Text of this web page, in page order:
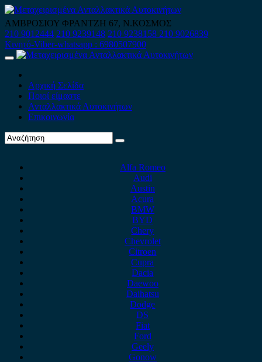
Skip
to
content
ΑΜΒΡΟΣΙΟΥ ΦΡΑΝΤΖΗ 67, Ν.ΚΟΣΜΟΣ
210 9012444 210 9239148 210 9238158 210 9026839
Κινητό-Viber-whatsapp : 6980507900
Primary
Αρχική Σελίδα
Ποιοί είμαστε
Ανταλλακτικά Αυτοκινήτων
Επικοινωνία
Alfa Romeo
Audi
Austin
Acura
BMW
BYD
Chery
Chevrolet
Citroen
Cupra
Dacia
Daewoo
Daihatsu
Dodge
DS
Fiat
Ford
Geely
Gonow